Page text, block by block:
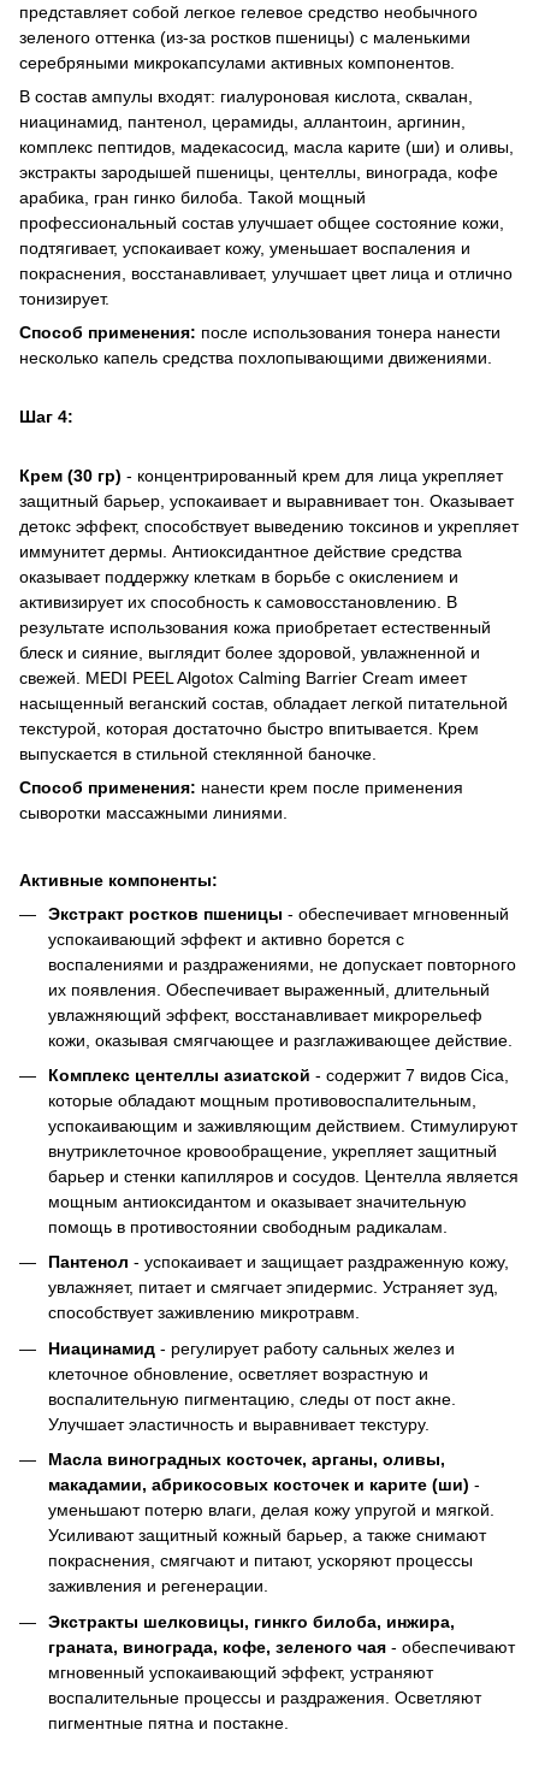
представляет собой легкое гелевое средство необычного
зеленого оттенка (из-за ростков пшеницы) с маленькими
серебряными микрокапсулами активных компонентов.
В состав ампулы входят: гиалуроновая кислота, сквалан,
ниацинамид, пантенол, церамиды, аллантоин, аргинин,
комплекс пептидов, мадекасосид, масла карите (ши) и оливы,
экстракты зародышей пшеницы, центеллы, винограда, кофе
арабика, гран гинко билоба. Такой мощный
профессиональный состав улучшает общее состояние кожи,
подтягивает, успокаивает кожу, уменьшает воспаления и
покраснения, восстанавливает, улучшает цвет лица и отлично
тонизирует.
Способ применения: после использования тонера нанести
несколько капель средства похлопывающими движениями.
Шаг 4:
Крем (30 гр) - концентрированный крем для лица укрепляет
защитный барьер, успокаивает и выравнивает тон. Оказывает
детокс эффект, способствует выведению токсинов и укрепляет
иммунитет дермы. Антиоксидантное действие средства
оказывает поддержку клеткам в борьбе с окислением и
активизирует их способность к самовосстановлению. В
результате использования кожа приобретает естественный
блеск и сияние, выглядит более здоровой, увлажненной и
свежей. MEDI PEEL Algotox Calming Barrier Cream имеет
насыщенный веганский состав, обладает легкой питательной
текстурой, которая достаточно быстро впитывается. Крем
выпускается в стильной стеклянной баночке.
Способ применения: нанести крем после применения
сыворотки массажными линиями.
Активные компоненты:
Экстракт ростков пшеницы - обеспечивает мгновенный
успокаивающий эффект и активно борется с
воспалениями и раздражениями, не допускает повторного
их появления. Обеспечивает выраженный, длительный
увлажняющий эффект, восстанавливает микрорельеф
кожи, оказывая смягчающее и разглаживающее действие.
Комплекс центеллы азиатской - содержит 7 видов Cica,
которые обладают мощным противовоспалительным,
успокаивающим и заживляющим действием. Стимулируют
внутриклеточное кровообращение, укрепляет защитный
барьер и стенки капилляров и сосудов. Центелла является
мощным антиоксидантом и оказывает значительную
помощь в противостоянии свободным радикалам.
Пантенол - успокаивает и защищает раздраженную кожу,
увлажняет, питает и смягчает эпидермис. Устраняет зуд,
способствует заживлению микротравм.
Ниацинамид - регулирует работу сальных желез и
клеточное обновление, осветляет возрастную и
воспалительную пигментацию, следы от пост акне.
Улучшает эластичность и выравнивает текстуру.
Масла виноградных косточек, арганы, оливы,
макадамии, абрикосовых косточек и карите (ши) -
уменьшают потерю влаги, делая кожу упругой и мягкой.
Усиливают защитный кожный барьер, а также снимают
покраснения, смягчают и питают, ускоряют процессы
заживления и регенерации.
Экстракты шелковицы, гинкго билоба, инжира,
граната, винограда, кофе, зеленого чая - обеспечивают
мгновенный успокаивающий эффект, устраняют
воспалительные процессы и раздражения. Осветляют
пигментные пятна и постакне.